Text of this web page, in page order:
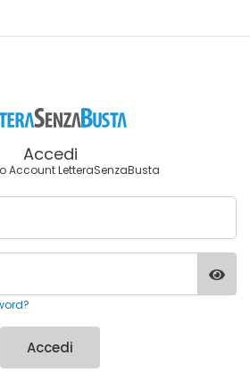
Accedi
Account LetteraSenzaBusta
Accedi